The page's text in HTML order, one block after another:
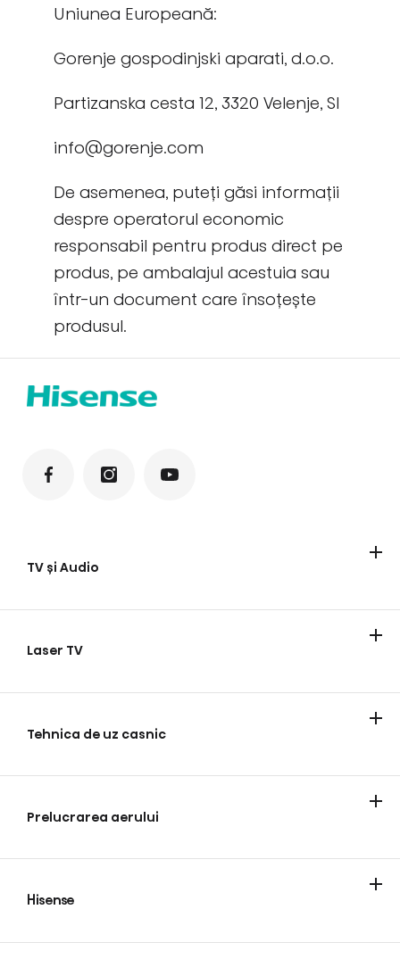
Uniunea Europeană:
Gorenje gospodinjski aparati, d.o.o.
Partizanska cesta 12, 3320 Velenje, SI
info@gorenje.com
De asemenea, puteți găsi informații
despre operatorul economic
responsabil pentru produs direct pe
produs, pe ambalajul acestuia sau
într-un document care însoțește
produsul.
TV și Audio
Laser TV
Tehnica de uz casnic
Prelucrarea aerului
Hisense